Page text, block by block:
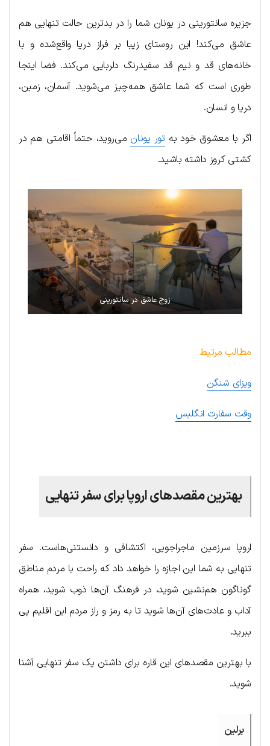
جزیره سانتورینی در یونان شما را در بدترین حالت تنهایی هم
عاشق می‌کند! این روستای زیبا بر فراز دریا واقع‌شده و با
خانه‌های قد و نیم قد سفیدرنگ دلربایی می‌کند. فضا اینجا
‌طوری است که شما عاشق همه‌چیز می‌شوید. آسمان، زمین،
دریا و انسان.
اگر با معشوق خود به تور یونان می‌روید، حتماً اقامتی هم در
کشتی کروز داشته باشید.
زوج عاشق در سانتورینی
مطالب مرتبط
ویزای شنگن
وقت سفارت انگلیس
بهترین مقصدهای اروپا برای سفر تنهایی
اروپا سرزمین ماجراجویی، اکتشافی و دانستنی‌هاست. سفر
تنهایی به شما این اجازه را خواهد داد که راحت با مردم مناطق
گوناگون هم‌نشین شوید، در فرهنگ آن‌ها ذوب شوید، همراه
آداب و عادت‌های آن‌ها شوید تا به رمز و راز مردم این اقلیم پی
ببرید.
با بهترین مقصدهای این قاره برای داشتن یک سفر تنهایی آشنا
شوید.
برلین